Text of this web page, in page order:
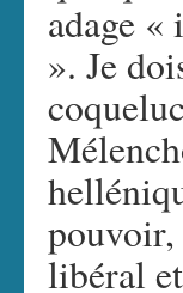
adage
». Je
libéral